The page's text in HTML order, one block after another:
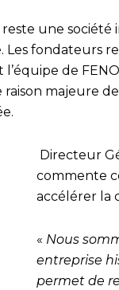
une société
Les fondateurs
l’équipe de
raison majeure
Directeur
commente
accélérer la
« Nous
entreprise
permet de